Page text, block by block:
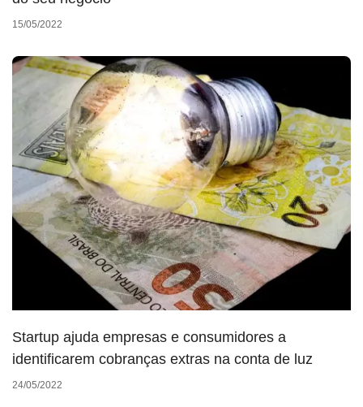
15/05/2022
Startup ajuda empresas e consumidores a
identificarem cobranças extras na conta de luz
24/05/2022